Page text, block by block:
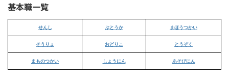
基本職一覧
せんし ぶとうか まほうつかい
そうりょ おどりこ とうぞく
まものつかい しょうにん あそびにん